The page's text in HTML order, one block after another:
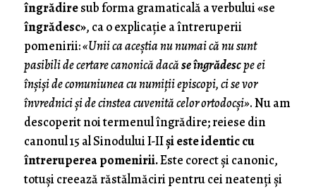
îngrădiresub forma gramaticală a verbului«se
îngrădesc», ca o explicație a întreruperii
pomenirii:«Unii ca aceștia nu numai că nu sunt
pasibili de certare canonică dacăse îngrădescpe ei
înșiși de comuniunea cu numiții episcopi, ci se vor
învrednici și de cinstea cuvenită celor ortodocși». Nu am
descoperit noi termenul îngrădire; reiese din
canonul 15 al Sinodului I-IIși este identic cu
întreruperea pomenirii.Este corect și canonic,
totuși creează răstălmăciri pentru cei neatenți și